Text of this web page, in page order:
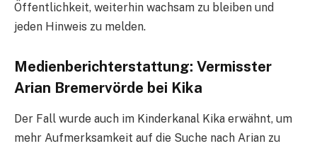
Öffentlichkeit, weiterhin wachsam zu bleiben und
jeden Hinweis zu melden.
Medienberichterstattung: Vermisster
Arian Bremervörde bei Kika
Der Fall wurde auch im Kinderkanal Kika erwähnt, um
mehr Aufmerksamkeit auf die Suche nach Arian zu